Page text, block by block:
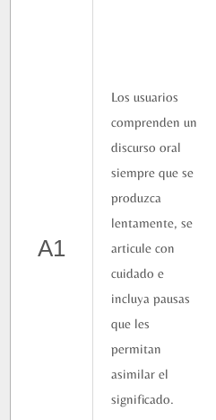
A1
Los usuarios
comprenden un
discurso oral
siempre que se
produzca
lentamente, se
articule con
cuidado e
incluya pausas
que les
permitan
asimilar el
significado.